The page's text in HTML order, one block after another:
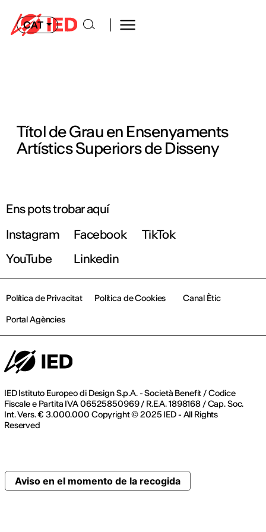
CAT
Títol de Grau en Ensenyaments
Artístics Superiors de Disseny
Ens pots trobar aquí
Instagram
Facebook
TikTok
YouTube
Linkedin
IED Istituto Europeo di Design S.p.A. - Società Benefit / Codice
Fiscale e Partita IVA 06525850969 / R.E.A. 1898168 / Cap. Soc.
Int. Vers. € 3.000.000 Copyright © 2025 IED - All Rights
Reserved
Política de Privacitat Política de Cookies
Canal Ètic
Portal Agències
Aviso en el momento de la recogida